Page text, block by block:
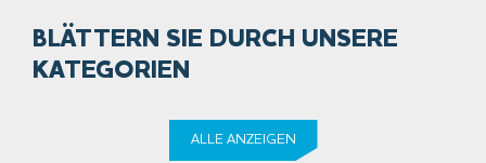
BLÄTTERN SIE DURCH UNSERE
KATEGORIEN
ALLE ANZEIGEN